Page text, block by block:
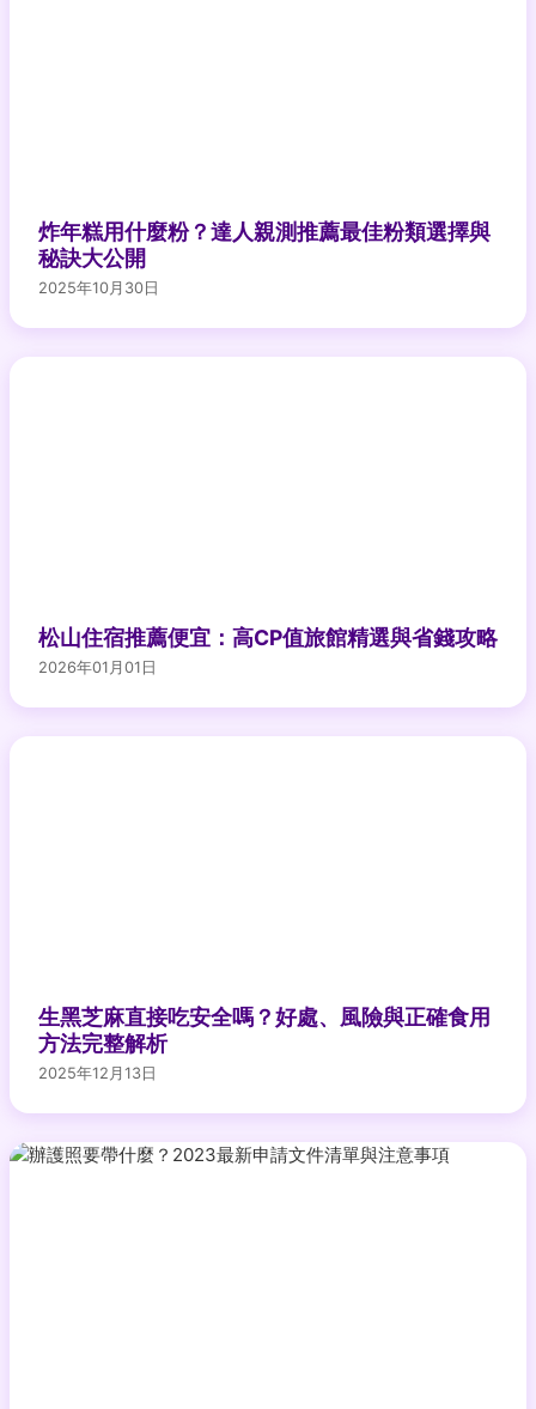
炸年糕用什麼粉？達人親測推薦最佳粉類選擇與
秘訣大公開
2025年10月30日
松山住宿推薦便宜：高CP值旅館精選與省錢攻略
2026年01月01日
生黑芝麻直接吃安全嗎？好處、風險與正確食用
方法完整解析
2025年12月13日